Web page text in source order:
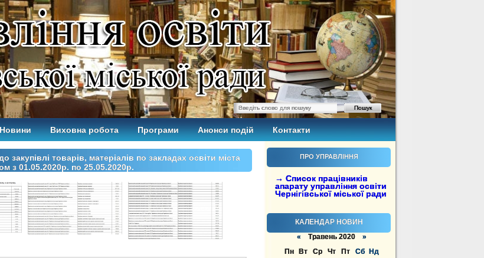
Новини Виховна робота Програми Анонси подій Контакти
ПРО УПРАВЛІННЯ
→ Список працівників
апарату управління освіти
Чернігівської міської ради
КАЛЕНДАР НОВИН
« Травень 2020 »
Пн
Вт Ср Чт Пт Сб
Нд
закупівлі товарів, матеріалів по закладах освіти міста
з 01.05.2020р. по 25.05.2020р.